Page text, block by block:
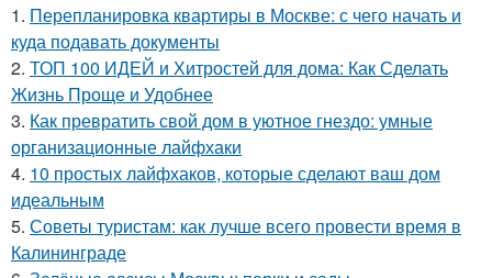
1. Перепланировка квартиры в Москве: с чего начать и
куда подавать документы
2. ТОП 100 ИДЕЙ и Хитростей для дома: Как Сделать
Жизнь Проще и Удобнее
3. Как превратить свой дом в уютное гнездо: умные
организационные лайфхаки
4. 10 простых лайфхаков, которые сделают ваш дом
идеальным
5. Советы туристам: как лучше всего провести время в
Калининграде